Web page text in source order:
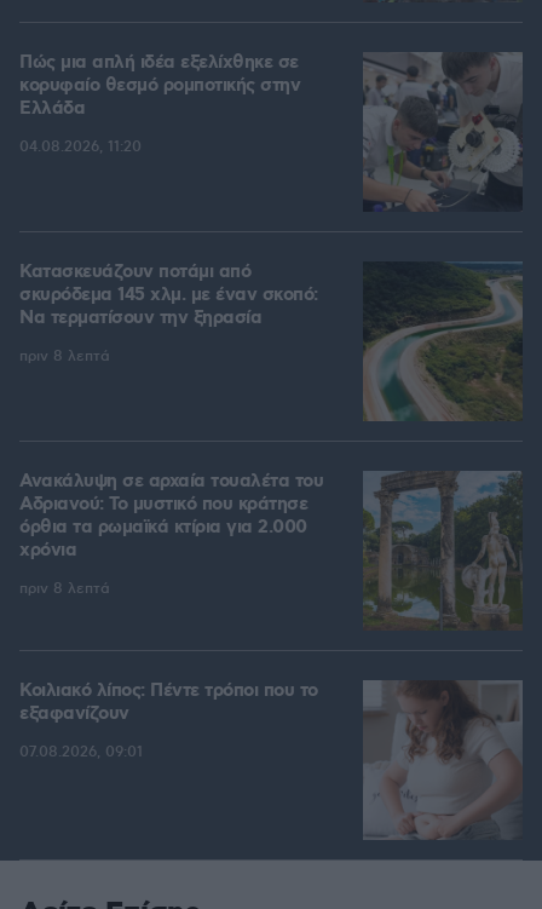
Πώς μια απλή ιδέα εξελίχθηκε σε
κορυφαίο θεσμό ρομποτικής στην
Ελλάδα
04.08.2026, 11:20
Κατασκευάζουν ποτάμι από
σκυρόδεμα 145 χλμ. με έναν σκοπό:
Να τερματίσουν την ξηρασία
πριν 8 λεπτά
Ανακάλυψη σε αρχαία τουαλέτα του
Αδριανού: Το μυστικό που κράτησε
όρθια τα ρωμαϊκά κτίρια για 2.000
χρόνια
πριν 8 λεπτά
Κοιλιακό λίπος: Πέντε τρόποι που το
εξαφανίζουν
07.08.2026, 09:01